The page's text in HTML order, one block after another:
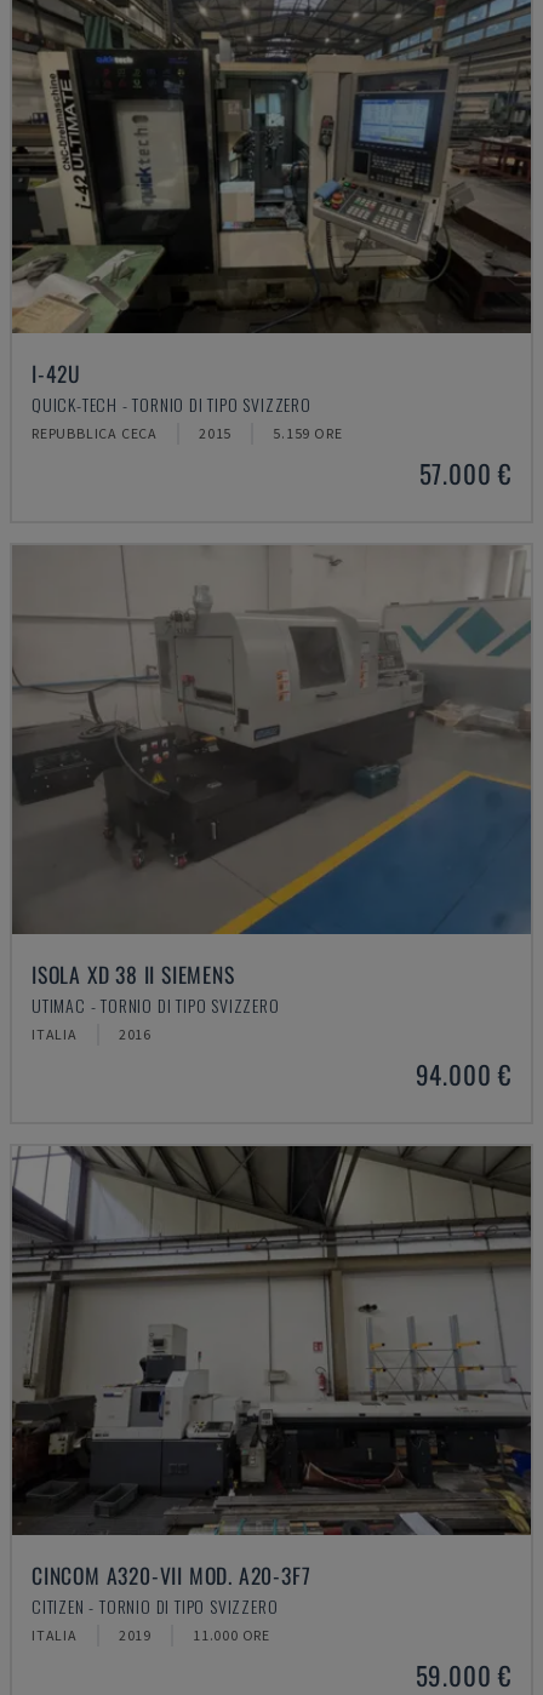
I-42U
QUICK-TECH - TORNIO DI TIPO SVIZZERO
REPUBBLICA CECA 2015 5.159 ORE
57.000 €
ISOLA XD 38 II SIEMENS
UTIMAC - TORNIO DI TIPO SVIZZERO
ITALIA 2016
94.000 €
CINCOM A320-VII MOD. A20-3F7
CITIZEN - TORNIO DI TIPO SVIZZERO
ITALIA 2019 11.000 ORE
59.000 €